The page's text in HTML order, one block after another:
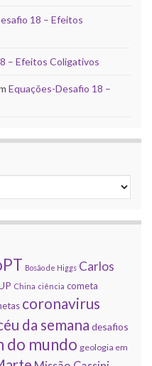
18 – Efeitos
– Efeitos Coligativos
Equações-Desafio 18 –
Bosão de Higgs Carlos
China ciência cometa
coronavirus
da semana desafios
do mundo geologia em